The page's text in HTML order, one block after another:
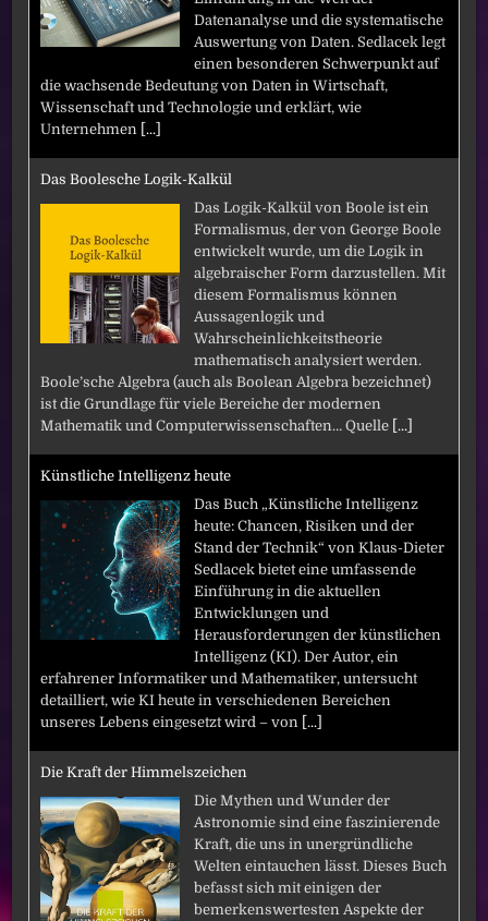
Datenanalyse und die systematische
Auswertung von Daten. Sedlacek legt
einen besonderen Schwerpunkt auf
die wachsende Bedeutung von Daten in Wirtschaft,
Wissenschaft und Technologie und erklärt, wie
Unternehmen [...]
Das Boolesche Logik-Kalkül
Das Logik-Kalkül von Boole ist ein
Formalismus, der von George Boole
entwickelt wurde, um die Logik in
algebraischer Form darzustellen. Mit
diesem Formalismus können
Aussagenlogik und
Wahrscheinlichkeitstheorie
mathematisch analysiert werden.
Boole’sche Algebra (auch als Boolean Algebra bezeichnet)
ist die Grundlage für viele Bereiche der modernen
Mathematik und Computerwissenschaften… Quelle [...]
Künstliche Intelligenz heute
Das Buch „Künstliche Intelligenz
heute: Chancen, Risiken und der
Stand der Technik“ von Klaus-Dieter
Sedlacek bietet eine umfassende
Einführung in die aktuellen
Entwicklungen und
Herausforderungen der künstlichen
Intelligenz (KI). Der Autor, ein
erfahrener Informatiker und Mathematiker, untersucht
detailliert, wie KI heute in verschiedenen Bereichen
unseres Lebens eingesetzt wird – von [...]
Die Kraft der Himmelszeichen
Die Mythen und Wunder der
Astronomie sind eine faszinierende
Kraft, die uns in unergründliche
Welten eintauchen lässt. Dieses Buch
befasst sich mit einigen der
bemerkenswertesten Aspekte der